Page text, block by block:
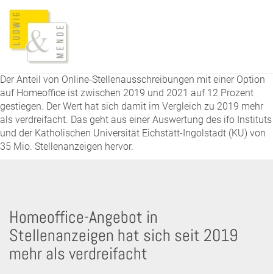
Der Anteil von Online-Stellenausschreibungen mit einer Option
auf Homeoffice ist zwischen 2019 und 2021 auf 12 Prozent
gestiegen. Der Wert hat sich damit im Vergleich zu 2019 mehr
als verdreifacht. Das geht aus einer Auswertung des ifo Instituts
und der Katholischen Universität Eichstätt-Ingolstadt (KU) von
35 Mio. Stellenanzeigen hervor.
Homeoffice-Angebot in
Stellenanzeigen hat sich seit 2019
mehr als verdreifacht